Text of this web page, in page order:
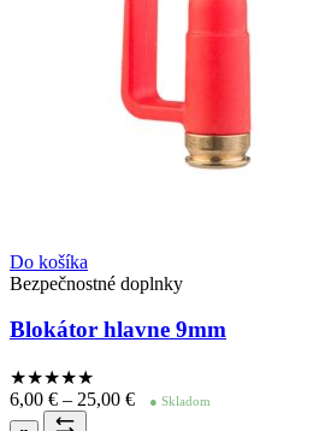
Do košíka
Bezpečnostné doplnky
Blokátor hlavne 9mm
★★★★★
6,00 € – 25,00 €Price● Skladom